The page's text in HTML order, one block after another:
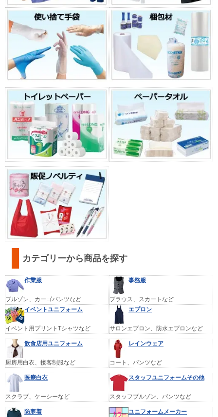
カテゴリーから商品を探す
作業服
ブルゾン、カーゴパンツなど
事務服
ブラウス、スカートなど
イベントユニフォーム
イベント用プリントTシャツなど
エプロン
サロンエプロン、防水エプロンなど
飲食店用ユニフォーム
厨房用白衣、接客制服など
レインウェア
コート、パンツなど
医療白衣
スクラブ、ケーシーなど
スタッフユニフォームその他
スタッフブルゾン、パンツなど
防寒着 ユニフォームメーカー